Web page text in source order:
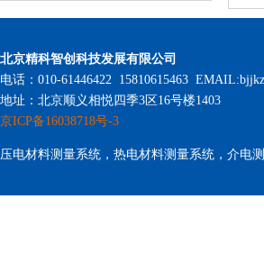
北京精科智创科技发展有限公司
电话：010-61446422 15810615463
地址：北京顺义相悦四季3区16号楼1403
京ICP备16038718号-3
压电材料测量系统，热电材料测量系统，介电